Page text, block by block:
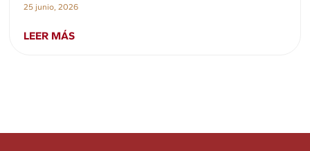
25 junio, 2026
LEER MÁS